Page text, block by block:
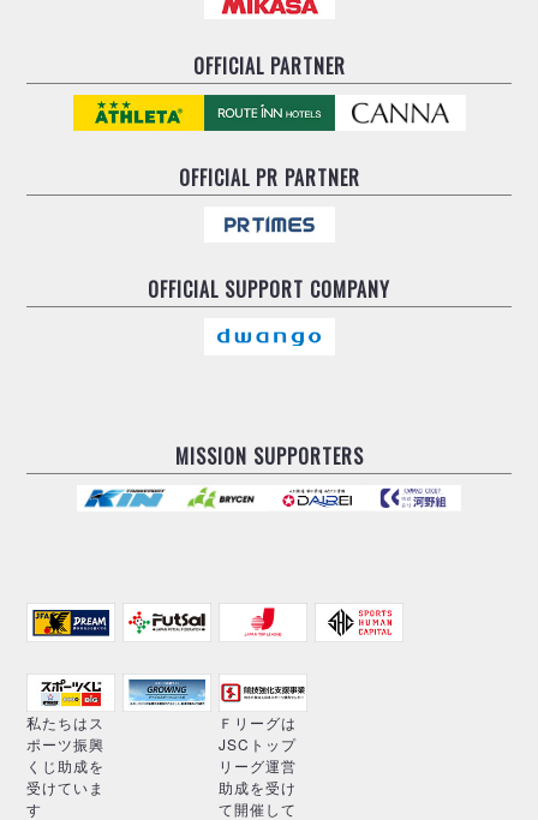
OFFICIAL PARTNER
OFFICIALPR PARTNER
OFFICIAL SUPPORT COMPANY
MISSION SUPPORTERS
私たちはス
ポーツ振興
くじ助成を
受けていま
す
Ｆリーグは
JSCトップ
リーグ運営
助成を受け
て開催して